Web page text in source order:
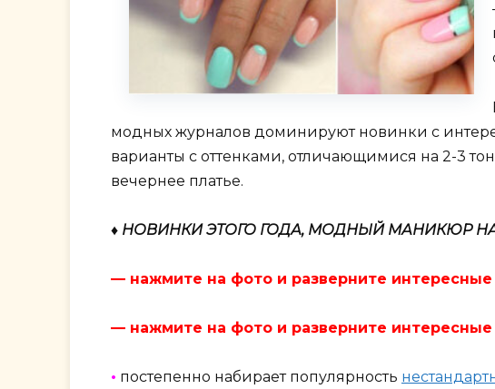
модных журналов доминируют новинки с
варианты с оттенками, отличающимися на 2-3
вечернее платье.
♦ НОВИНКИ ЭТОГО ГОДА, МОДНЫЙ МАНИКЮР
— нажмите на фото и разверните
— нажмите на фото и разверните
• постепенно набирает популярность